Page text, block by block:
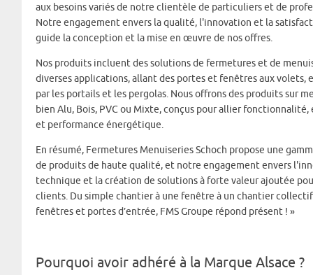
aux besoins variés de notre clientèle de particuliers et de
Notre engagement envers la qualité, l'innovation et la
guide la conception et la mise en œuvre de nos offres.
Nos produits incluent des solutions de fermetures et de
diverses applications, allant des portes et fenêtres aux volets,
par les portails et les pergolas. Nous offrons des produits sur
bien Alu, Bois, PVC ou Mixte, conçus pour allier
et performance énergétique.
En résumé, Fermetures Menuiseries Schoch propose une
de produits de haute qualité, et notre engagement envers
technique et la création de solutions à forte valeur ajoutée
clients. Du simple chantier à une fenêtre à un chantier
fenêtres et portes d’entrée, FMS Groupe répond présent ! »
Pourquoi avoir adhéré à la Marque Alsace ?